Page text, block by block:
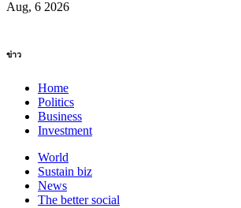
Aug, 6 2026
ข่าว
Home
Politics
Business
Investment
World
Sustain biz
News
The better social